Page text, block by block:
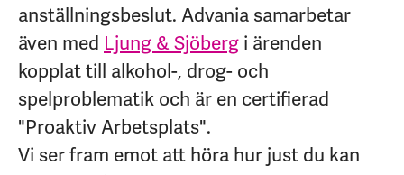
anställningsbeslut. Advania samarbetar
även med Ljung & Sjöberg i ärenden
kopplat till alkohol-, drog- och
spelproblematik och är en certifierad
"Proaktiv Arbetsplats".
Vi ser fram emot att höra hur just du kan